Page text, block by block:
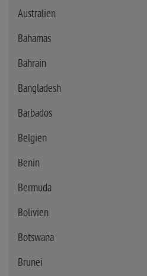
Australien
Bahamas
Bahrain
Bangladesh
Barbados
Belgien
Benin
Bermuda
Bolivien
Botswana
Brunei